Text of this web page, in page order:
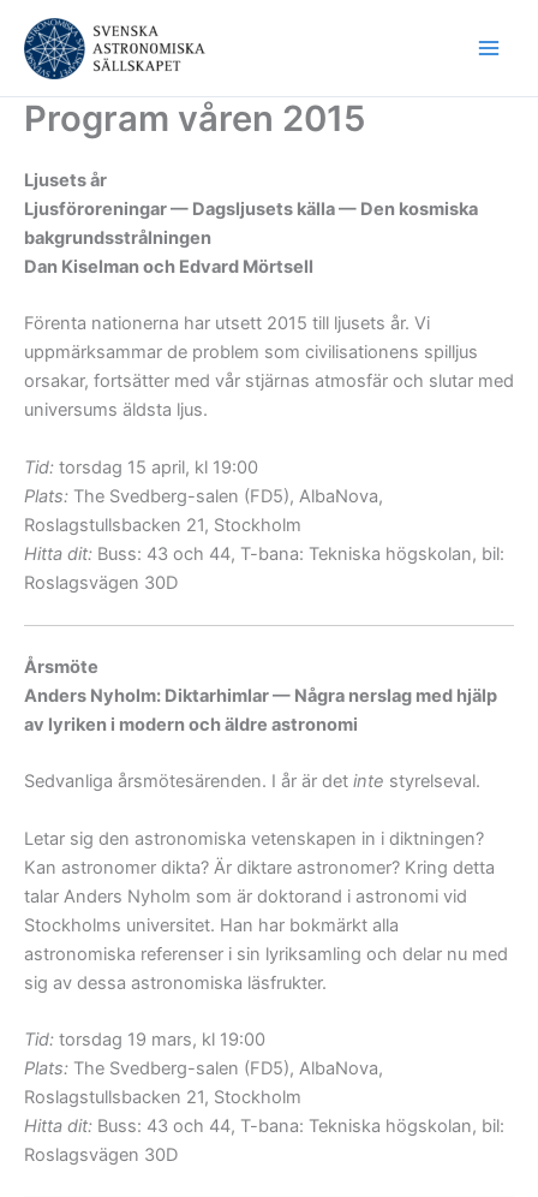
Hoppa
innehåll
Program våren 2015
Ljusets år
Ljusföroreningar — Dagsljusets källa — Den kosmiska
bakgrundsstrålningen
Dan Kiselman och Edvard Mörtsell
Förenta nationerna har utsett 2015 till ljusets år. Vi
uppmärksammar de problem som civilisationens spilljus
orsakar, fortsätter med vår stjärnas atmosfär och slutar med
universums äldsta ljus.
Tid: torsdag 15 april, kl 19:00
Plats: The Svedberg-salen (FD5), AlbaNova,
Roslagstullsbacken 21, Stockholm
Hitta dit: Buss: 43 och 44, T-bana: Tekniska högskolan, bil:
Roslagsvägen 30D
Årsmöte
Anders Nyholm: Diktarhimlar — Några nerslag med hjälp
av lyriken i modern och äldre astronomi
Sedvanliga årsmötesärenden. I år är det inte styrelseval.
Letar sig den astronomiska vetenskapen in i diktningen?
Kan astronomer dikta? Är diktare astronomer? Kring detta
talar Anders Nyholm som är doktorand i astronomi vid
Stockholms universitet. Han har bokmärkt alla
astronomiska referenser i sin lyriksamling och delar nu med
sig av dessa astronomiska läsfrukter.
Tid: torsdag 19 mars, kl 19:00
Plats: The Svedberg-salen (FD5), AlbaNova,
Roslagstullsbacken 21, Stockholm
Hitta dit: Buss: 43 och 44, T-bana: Tekniska högskolan, bil:
Roslagsvägen 30D